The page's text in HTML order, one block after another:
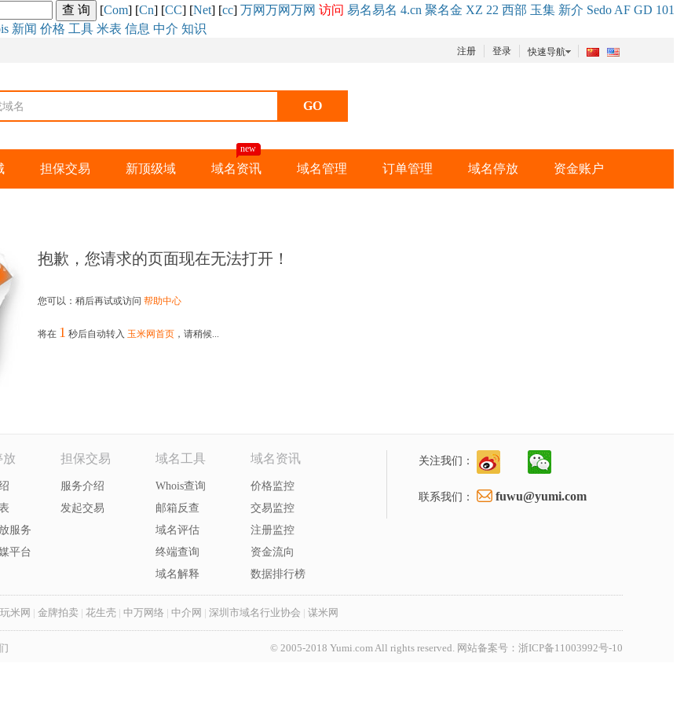
[Com] [Cn] [CC] [Net] [cc] 万网万网万网 访问 易名易名 4.cn 聚名金 XZ 22 西部 玉集 新介 Sedo AF GD 101
新闻 价格 工具 米表 信息 中介 知识